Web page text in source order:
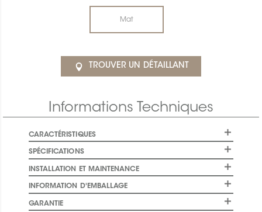
Mat
TROUVER UN DÉTAILLANT
Informations Techniques
CARACTÉRISTIQUES
SPÉCIFICATIONS
INSTALLATION ET MAINTENANCE
INFORMATION D'EMBALLAGE
GARANTIE